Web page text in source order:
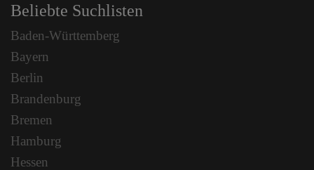
Beliebte Suchlisten
Baden-Württemberg
Bayern
Berlin
Brandenburg
Bremen
Hamburg
Hessen